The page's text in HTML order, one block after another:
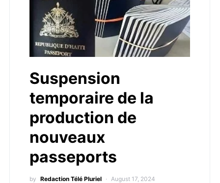
Suspension
temporaire de la
production de
nouveaux
passeports
by Redaction Télé Pluriel August 17, 2024